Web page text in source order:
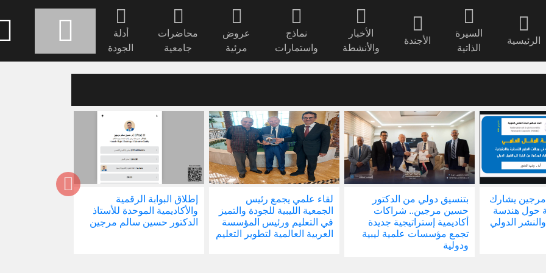
الرئيسية
السيرة
الذاتية
الأجندة
الأخبار
والأنشطة
نماذج
واستمارات
عروض
مرئية
محاضرات
جامعية
أدلة
الجودة
مرجين يشارك
حول هندسة
الدولي
بتنسيق دولي من الدكتور
حسين مرجين.. شراكات
أكاديمية إستراتيجية جديدة
تجمع مؤسسات علمية ليبية
ودولية
لقاء علمي يجمع رئيس
الجمعية الليبية للجودة والتميز
في التعليم ورئيس المؤسسة
العربية العالمية لتطوير التعليم
إطلاق البوابة الرقمية
والأكاديمية الموحدة للأستاذ
الدكتور حسين سالم مرجين